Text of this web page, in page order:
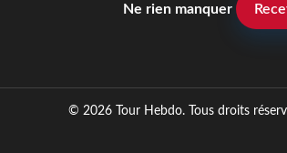
Ne rien manquer
© 2026 Tour Hebdo. Tous droits